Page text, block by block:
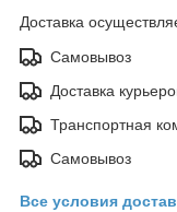
Доставка
Самовывоз
Доставка
Транспортная
Самовывоз
Все условия